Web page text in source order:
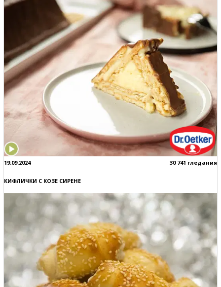
19.09.2024 30 741 гледания
КИФЛИЧКИ С КОЗЕ СИРЕНЕ